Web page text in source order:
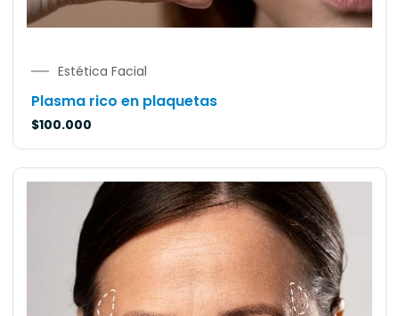
Estética Facial
Plasma rico en plaquetas
$100.000